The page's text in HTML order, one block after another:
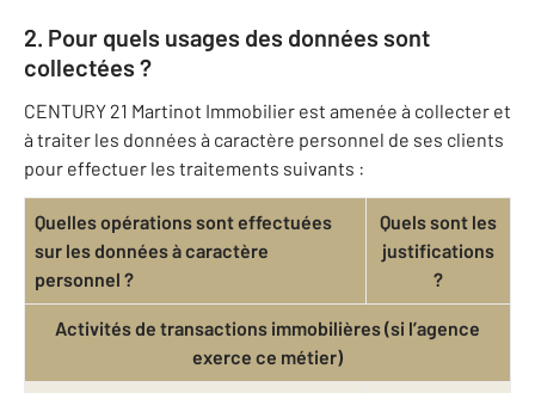
2. Pour quels usages des données sont
collectées ?
CENTURY 21 Martinot Immobilier est amenée à collecter et
à traiter les données à caractère personnel de ses clients
pour effectuer les traitements suivants :
Quelles opérations sont effectuées
sur les données à caractère
personnel ?
Quels sont les
justifications
?
Activités de transactions immobilières (si l’agence
exerce ce métier)